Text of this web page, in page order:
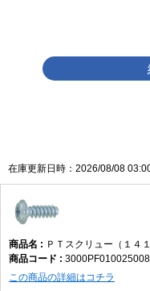
在庫更新日時：2026/08/08
ＰＴスクリュー（１４
この商品の詳細はコチラ